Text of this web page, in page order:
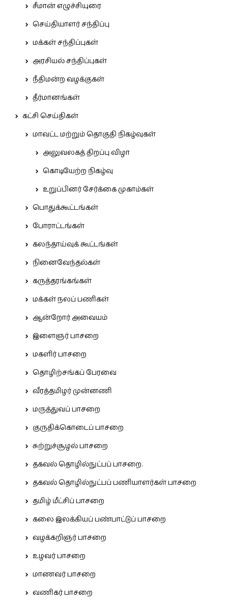
சீமான் எழுச்சியுரை
செய்தியாளர் சந்திப்பு
மக்கள் சந்திப்புகள்
அரசியல் சந்திப்புகள்
நீதிமன்ற வழக்குகள்
தீர்மானங்கள்
கட்சி செய்திகள்
மாவட்ட மற்றும் தொகுதி நிகழ்வுகள்
அலுவலகத் திறப்பு விழா
கொடியேற்ற நிகழ்வு
உறுப்பினர் சேர்க்கை முகாம்கள்
பொதுக்கூட்டங்கள்
போராட்டங்கள்
கலந்தாய்வுக் கூட்டங்கள்
நினைவேந்தல்கள்
கருத்தரங்கங்கள்
மக்கள் நலப் பணிகள்
ஆன்றோர் அவையம்
இளைஞர் பாசறை
மகளிர் பாசறை
தொழிற்சங்கப் பேரவை
வீரத்தமிழர் முன்னணி
மருத்துவப் பாசறை
குருதிக்கொடைப் பாசறை
சுற்றுச்சூழல் பாசறை
தகவல் தொழில்நுட்பப் பாசறை.
தகவல் தொழில்நுட்பப் பணியாளர்கள் பாசறை
தமிழ் மீட்சிப் பாசறை
கலை இலக்கியப் பண்பாட்டுப் பாசறை
வழக்கறிஞர் பாசறை
உழவர் பாசறை
மாணவர் பாசறை
வணிகர் பாசறை